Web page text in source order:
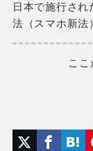
日本で施行さ
法（スマホ新
こ